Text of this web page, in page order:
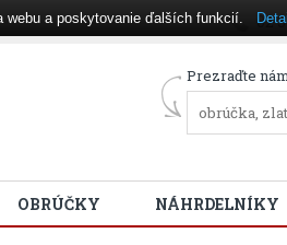
02
Prezraďte
OBRÚČKY NÁHRDELNÍKY
webu a poskytovanie ďalších funkcií.